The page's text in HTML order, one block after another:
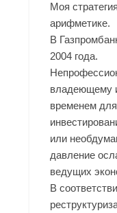
Моя
арифметике.
В
2004 года.
владеющему
временем
или
давление
ведущих
В